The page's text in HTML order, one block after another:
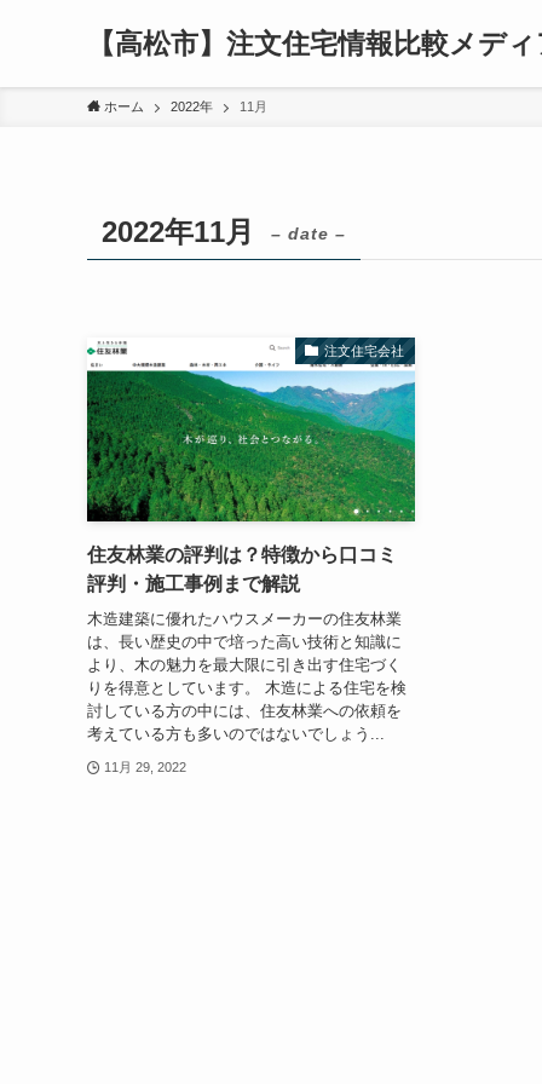
【高松市】注文住宅情報比較メデ
ホーム 2022年 11月
2022年11月 – date –
注文住宅会社
住友林業の評判は？特徴から口コミ
評判・施工事例まで解説
木造建築に優れたハウスメーカーの住友林業
は、長い歴史の中で培った高い技術と知識に
より、木の魅力を最大限に引き出す住宅づく
りを得意としています。 木造による住宅を検
討している方の中には、住友林業への依頼を
考えている方も多いのではないでしょう...
11月 29, 2022